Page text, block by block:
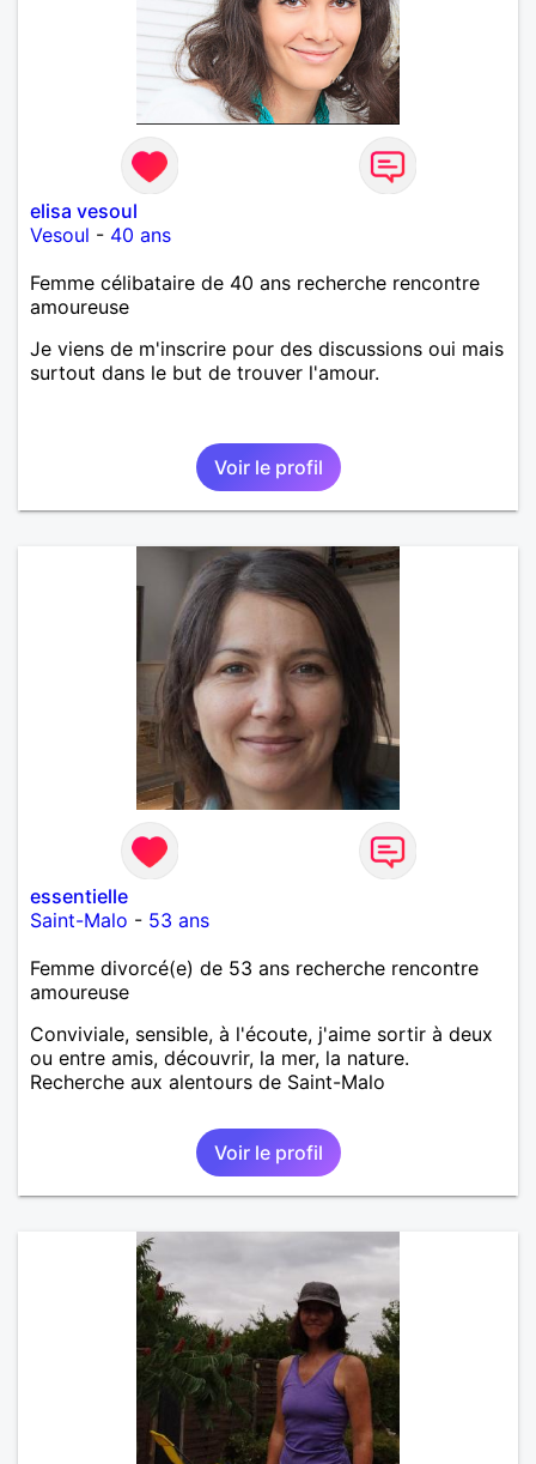
elisa vesoul
Vesoul - 40 ans
Femme célibataire de 40 ans recherche rencontre
amoureuse
Je viens de m'inscrire pour des discussions oui mais
surtout dans le but de trouver l'amour.
Voir le profil
essentielle
Saint-Malo - 53 ans
Femme divorcé(e) de 53 ans recherche rencontre
amoureuse
Conviviale, sensible, à l'écoute, j'aime sortir à deux
ou entre amis, découvrir, la mer, la nature.
Recherche aux alentours de Saint-Malo
Voir le profil